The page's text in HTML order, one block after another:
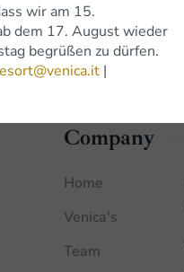
Company
Home
Venica's
Team
wir am 15.
dem 17. August wieder
begrüßen zu dürfen.
|